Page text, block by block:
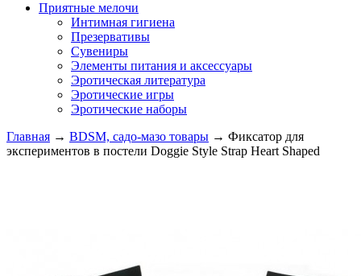
Приятные мелочи
Интимная гигиена
Презервативы
Сувениры
Элементы питания и аксессуары
Эротическая литература
Эротические игры
Эротические наборы
Главная → BDSM, садо-мазо товары → Фиксатор для
экспериментов в постели Doggie Style Strap Heart Shaped